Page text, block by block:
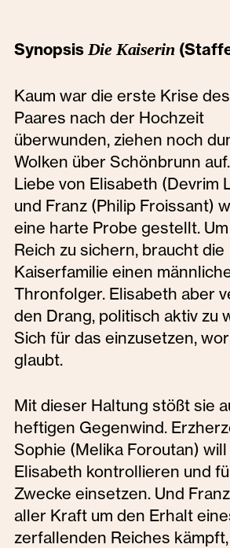
Synopsis Die Kaiserin
Kaum war die erste Krise
Paares nach der Hochzeit
überwunden, ziehen noch
Wolken über Schönbrunn
Liebe von Elisabeth (Devrim
und Franz (Philip Froissant)
eine harte Probe gestellt.
Reich zu sichern, braucht die
Kaiserfamilie einen
Thronfolger. Elisabeth aber
den Drang, politisch aktiv zu
Sich für das einzusetzen,
glaubt.
Mit dieser Haltung stößt sie
heftigen Gegenwind.
Sophie (Melika Foroutan) will
Elisabeth kontrollieren und
Zwecke einsetzen. Und
aller Kraft um den Erhalt
zerfallenden Reiches